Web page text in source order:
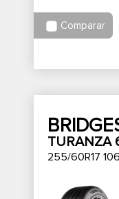
Comparar
TURANZA
255/60R17